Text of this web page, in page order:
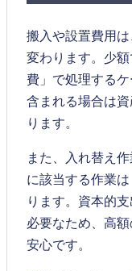
搬入や設置費用
変わります。少
費」で処理する
含まれる場合は
ります。
また、入れ替え
に該当する作業
ります。資本的
必要なため、高
安心です。